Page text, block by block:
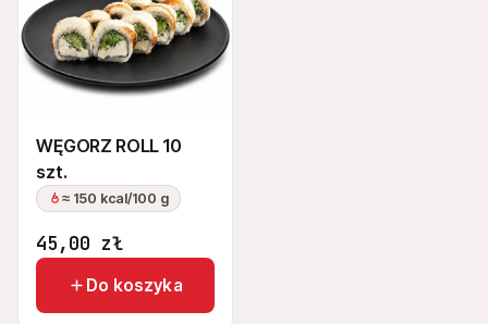
WĘGORZ ROLL 10
szt.
≈ 150 kcal/100 g
45,00 zł
Do koszyka